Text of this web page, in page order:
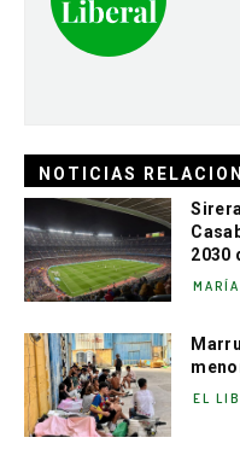
NOTICIAS
2030
EL